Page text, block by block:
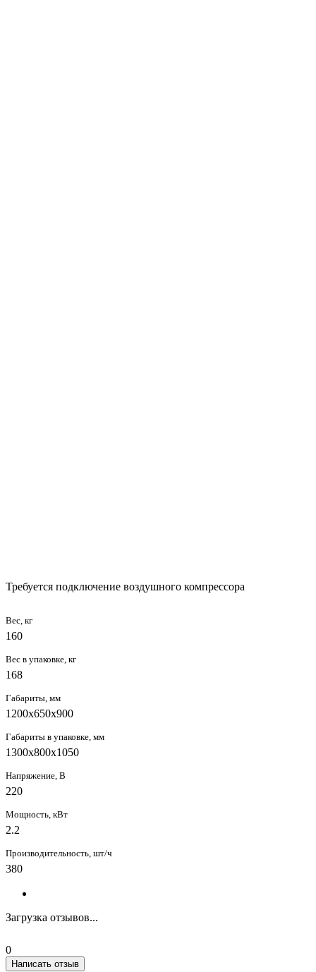
Требуется подключение воздушного компрессора
Вес, кг
160
Вес в упаковке, кг
168
Габариты, мм
1200х650х900
Габариты в упаковке, мм
1300х800х1050
Напряжение, В
220
Мощность, кВт
2.2
Производительность, шт/ч
380
Загрузка отзывов...
0
Написать отзыв